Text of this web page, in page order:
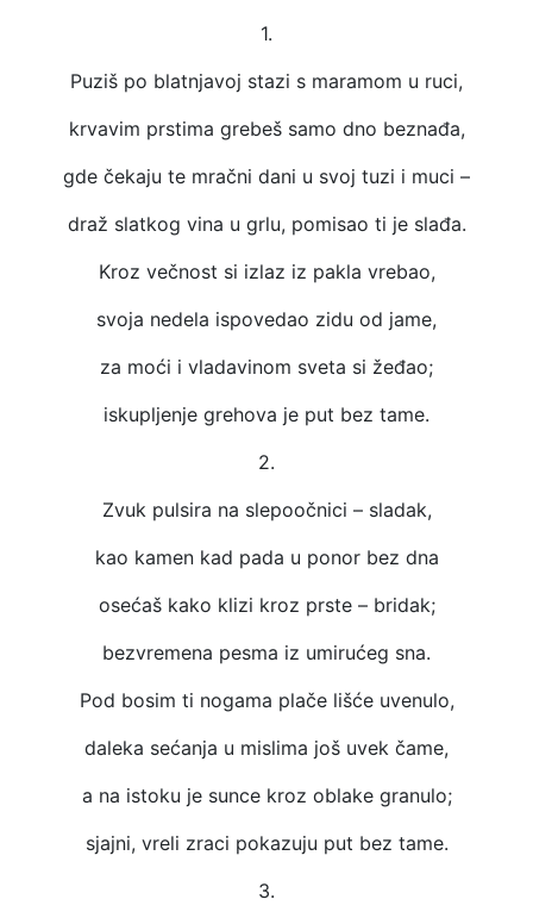
1.
Puziš po blatnjavoj stazi s maramom u ruci,
krvavim prstima grebeš samo dno beznađa,
gde čekaju te mračni dani u svoj tuzi i muci –
draž slatkog vina u grlu, pomisao ti je slađa.
Kroz večnost si izlaz iz pakla vrebao,
svoja nedela ispovedao zidu od jame,
za moći i vladavinom sveta si žeđao;
iskupljenje grehova je put bez tame.
2.
Zvuk pulsira na slepoočnici – sladak,
kao kamen kad pada u ponor bez dna
osećaš kako klizi kroz prste – bridak;
bezvremena pesma iz umirućeg sna.
Pod bosim ti nogama plače lišće uvenulo,
daleka sećanja u mislima još uvek čame,
a na istoku je sunce kroz oblake granulo;
sjajni, vreli zraci pokazuju put bez tame.
3.